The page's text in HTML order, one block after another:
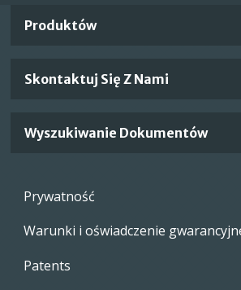
Produktów
Skontaktuj Się Z Nami
Wyszukiwanie Dokumentów
Footer
Prywatność
Warunki i oświadczenie
Patents